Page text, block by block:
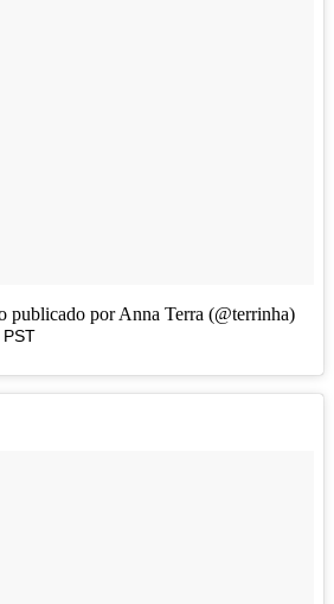
publicado por Anna Terra (@terrinha)